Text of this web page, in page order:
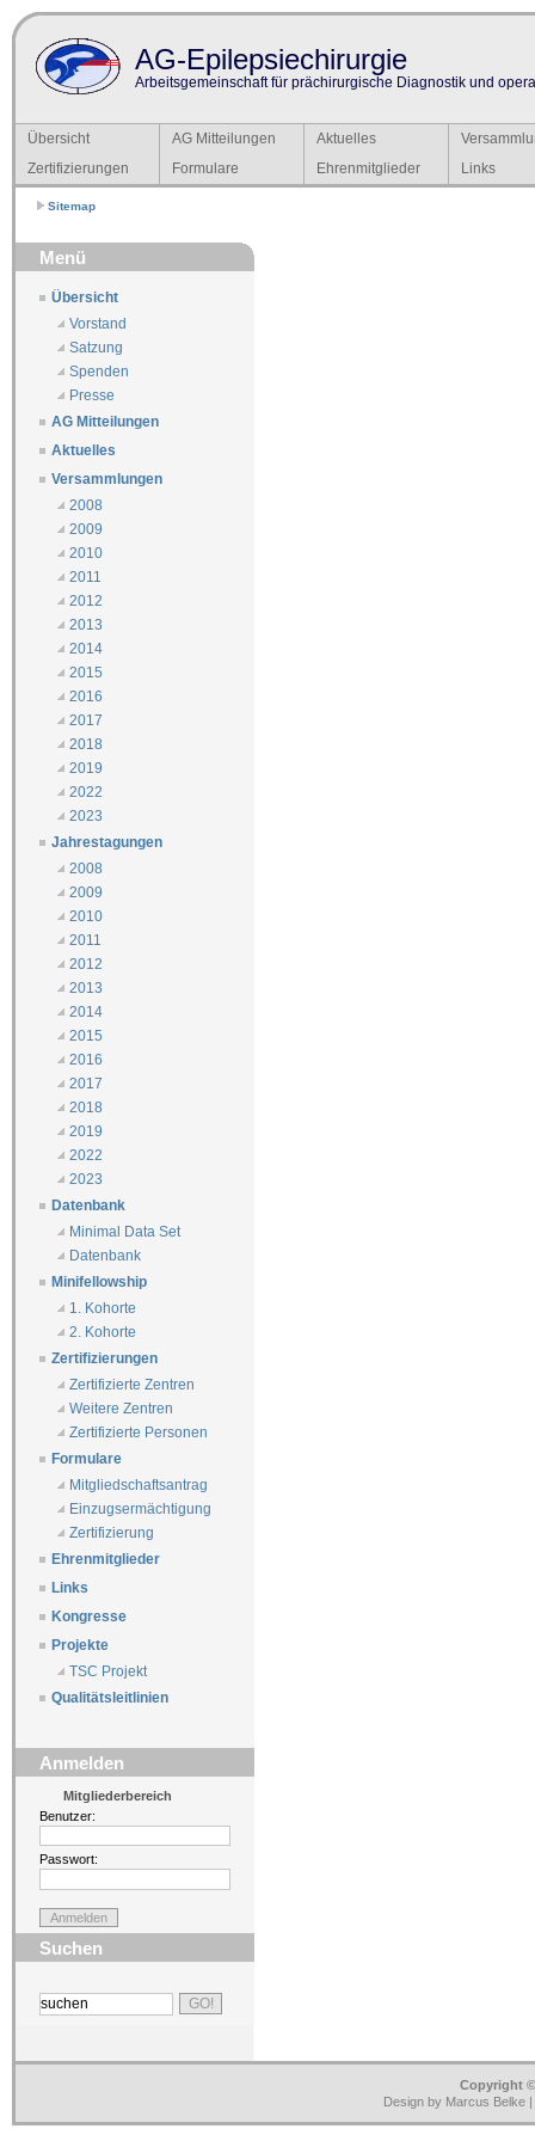
AG-Epilepsiechirurgie
Arbeitsgemeinschaft für prächirurgische Diagnostik und
Übersicht AG Mitteilungen Aktuelles
Zertifizierungen
Formulare Ehrenmitglieder Links
Sitemap
Menü
Übersicht
Vorstand
Satzung
Spenden
Presse
AG Mitteilungen
Aktuelles
Versammlungen
2008
2009
2010
2011
2012
2013
2014
2015
2016
2017
2018
2019
2022
2023
Jahrestagungen
2008
2009
2010
2011
2012
2013
2014
2015
2016
2017
2018
2019
2022
2023
Datenbank
Minimal Data Set
Datenbank
Minifellowship
1. Kohorte
2. Kohorte
Zertifizierungen
Zertifizierte Zentren
Weitere Zentren
Zertifizierte Personen
Formulare
Mitgliedschaftsantrag
Einzugsermächtigung
Zertifizierung
Ehrenmitglieder
Links
Kongresse
Projekte
TSC Projekt
Qualitätsleitlinien
Anmelden
Mitgliederbereich
Benutzer:
Passwort:
Suchen
Copyright
Design by Marcus Belke